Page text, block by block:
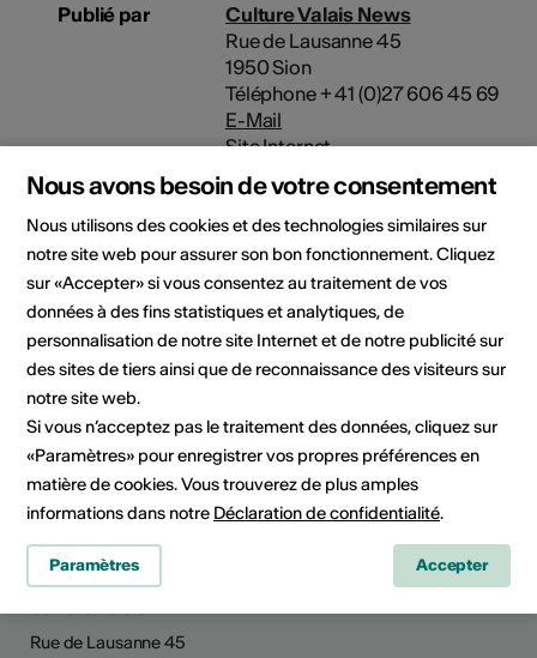
Publié par
Culture Valais News
Rue de Lausanne 45
1950 Sion
Téléphone + 41 (0)27 606 45 69
E-Mail
Site Internet
Domaine
Domaine culturel
Arts de la scène
Catégorie
Partager l'actualité
Rue de Lausanne 45
Nous avons besoin de votre consentement
Nous utilisons des cookies et des technologies similaires sur
notre site web pour assurer son bon fonctionnement. Cliquez
sur «Accepter» si vous consentez au traitement de vos
données à des fins statistiques et analytiques, de
personnalisation de notre site Internet et de notre publicité sur
des sites de tiers ainsi que de reconnaissance des visiteurs sur
notre site web.
Si vous n’acceptez pas le traitement des données, cliquez sur
«Paramètres» pour enregistrer vos propres préférences en
matière de cookies. Vous trouverez de plus amples
informations dans notre Déclaration de confidentialité.
Paramètres Accepter